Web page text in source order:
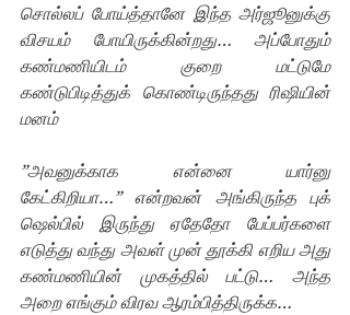
சொல்லப் போய்த்தானே இந்த அர்ஜூனுக்கு
விசயம் போயிருக்கின்றது… அப்போதும்
கண்மணியிடம் குறை மட்டுமே
கண்டுபிடித்துக் கொண்டிருந்தது ரிஷியின்
மனம்
”அவனுக்காக என்னை யார்னு
கேட்கிறியா…” என்றவன் அங்கிருந்த புக்
ஷெல்பில் இருந்து ஏதேதோ பேப்பர்களை
எடுத்து வந்து அவள் முன் தூக்கி எறிய அது
கண்மணியின் முகத்தில் பட்டு… அந்த
அறை எங்கும் விரவ ஆரம்பித்திருக்க…